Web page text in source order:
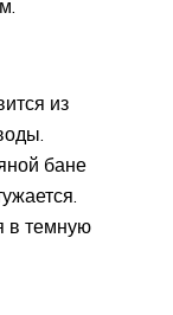
из
бане
в темную